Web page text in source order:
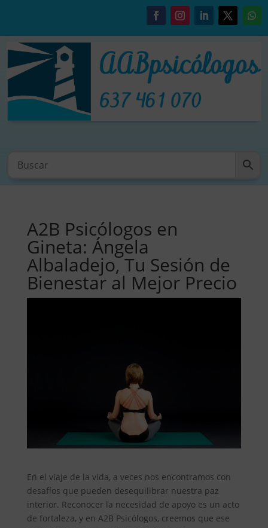
A2B Psicólogos en
Gineta: Ángela
Albaladejo, Tu Sesión de
Bienestar al Mejor Precio
En el viaje de la vida, a veces nos encontramos con
desafíos que pueden desequilibrar nuestra paz
interior. Reconocer la necesidad de apoyo es un acto
de fortaleza, y en A2B Psicólogos, creemos que ese